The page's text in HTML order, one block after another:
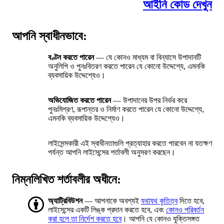
আইনি কোড দেখুন
আপনি স্বাধীনভাবে:
বণ্টন করতে পারেন— যে কোনও মাধ্যম বা বিন্যাসে উপাদানটি
অনুলিপি ও পুনঃবিতরণ করতে পারেন যে কোনো উদ্দেশ্যে, এমনকি
ব্যবসায়িক উদ্দেশ্যেও।
অভিযোজিত করতে পারেন— উপাদানের উপর নির্ভর করে
পুনঃমিশ্রণ, রূপান্তর ও নির্মাণ করতে পারেন যে কোনো উদ্দেশ্যে,
এমনকি ব্যবসায়িক উদ্দেশ্যেও।
লাইসেন্সকারী এই স্বাধীনতাগুলি প্রত্যাহার করতে পারবেন না যতক্ষণ
পর্যন্ত আপনি লাইসেন্সের শর্তাবলী অনুসরণ করছেন।
নিম্নলিখিত শর্তাবলীর অধীনে:
অ্যাট্রিবিউশন— আপনাকে অবশ্যই যথাযথ কৃতিত্বদিতে হবে,
লাইসেন্সের একটি লিঙ্ক প্রদান করতে হবে, এবং কোনও পরিবর্তন
করা হলে তা নির্দেশ করতে হবে। আপনি যে কোনও যুক্তিসঙ্গত